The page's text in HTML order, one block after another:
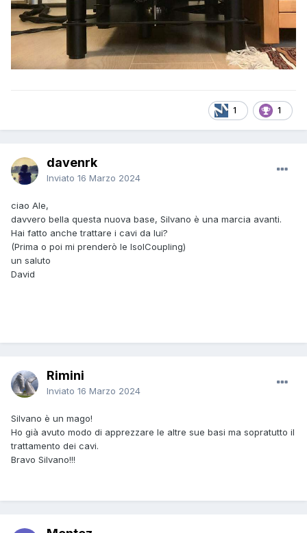
1 1
davenrk
Inviato 16 Marzo 2024
ciao Ale,
davvero bella questa nuova base, Silvano è una marcia avanti.
Hai fatto anche trattare i cavi da lui?
(Prima o poi mi prenderò le IsolCoupling)
un saluto
David
Rimini
Inviato 16 Marzo 2024
Silvano è un mago!
Ho già avuto modo di apprezzare le altre sue basi ma sopratutto il
trattamento dei cavi.
Bravo Silvano!!!